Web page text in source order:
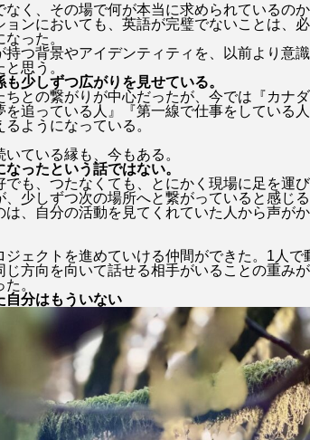
く、その場で何が本当に求められているの
ョンにおいても、英語が完璧でないことは、
った。
持つ背景やアイデンティティを、以前より意
思う。
少しずつ広がりを見せている。
との繋がりが中心だったが、今では『カナ
追っている人』『第一線で仕事をしている
ようになっている。
ている縁も、今もある。
ったという話ではない。
も、つたなくても、とにかく現場に足を運び
少しずつ次の場所へと繋がっていると感じる
は、自分の活動を見てくれていた人から声が
ェクトを進めていける仲間ができた。 1人で
じ方向を向いて話せる相手がいることの重み
。
自分はもういない